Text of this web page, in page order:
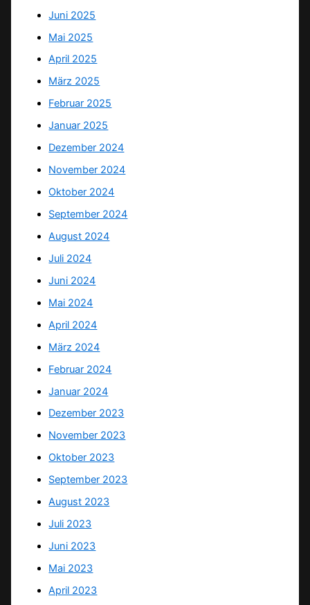
Juni 2025
Mai 2025
April 2025
März 2025
Februar 2025
Januar 2025
Dezember 2024
November 2024
Oktober 2024
September 2024
August 2024
Juli 2024
Juni 2024
Mai 2024
April 2024
März 2024
Februar 2024
Januar 2024
Dezember 2023
November 2023
Oktober 2023
September 2023
August 2023
Juli 2023
Juni 2023
Mai 2023
April 2023